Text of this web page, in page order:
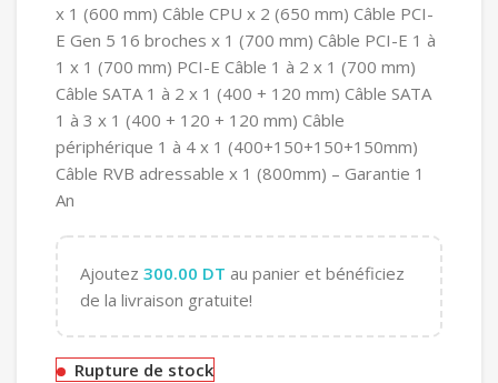
x 1 (600 mm) Câble CPU x 2 (650 mm) Câble PCI-
E Gen 5 16 broches x 1 (700 mm) Câble PCI-E 1 à
1 x 1 (700 mm) PCI-E Câble 1 à 2 x 1 (700 mm)
Câble SATA 1 à 2 x 1 (400 + 120 mm) Câble SATA
1 à 3 x 1 (400 + 120 + 120 mm) Câble
périphérique 1 à 4 x 1 (400+150+150+150mm)
Câble RVB adressable x 1 (800mm) – Garantie 1
An
Ajoutez 300.00 DT au panier et bénéficiez
de la livraison gratuite!
Rupture de stock